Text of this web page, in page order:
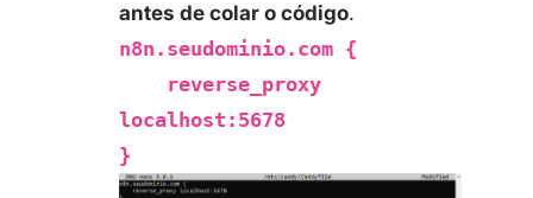
antes de colar o código.
n8n.seudominio.com {
reverse_proxy
localhost:5678
}